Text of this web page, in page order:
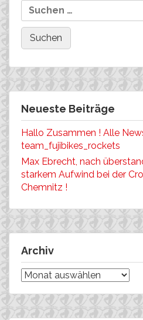
Neueste Beiträge
Hallo Zusammen ! Alle
team_fujibikes_rockets
Max Ebrecht, nach
starkem Aufwind bei der
Chemnitz !
Archiv
Archiv